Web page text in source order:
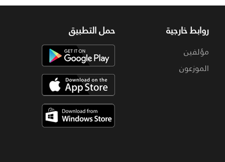
روابط خارجية
مؤلفين
الموزعون
حمل التطبيق